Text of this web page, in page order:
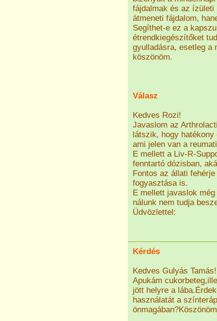
fájdalmak és az ízületi
átmeneti fájdalom,
Segíthet-e ez a
étrendkiegészítőket
gyulladásra, esetleg a
köszönöm.
Válasz
Kedves Rozi!
Javaslom az
látszik, hogy
ami jelen van a
E mellett a Liv-R-
fenntartó dózisban,
Fontos az állati
fogyasztása is.
E mellett javaslok
nálunk nem tudja
Üdvözlettel:
Kérdés
Kedves Gulyás Tamás!
Apukám
jött helyre a
használatát a